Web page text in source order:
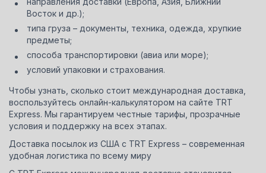
Восток и др.);
типа груза – документы, техника, одежда, хрупкие
предметы;
способа транспортировки (авиа или море);
условий упаковки и страхования.
Чтобы узнать, сколько стоит международная доставка,
воспользуйтесь онлайн-калькулятором на сайте TRT
Express. Мы гарантируем честные тарифы, прозрачные
условия и поддержку на всех этапах.
Доставка посылок из США с TRT Express – современная
удобная логистика по всему миру